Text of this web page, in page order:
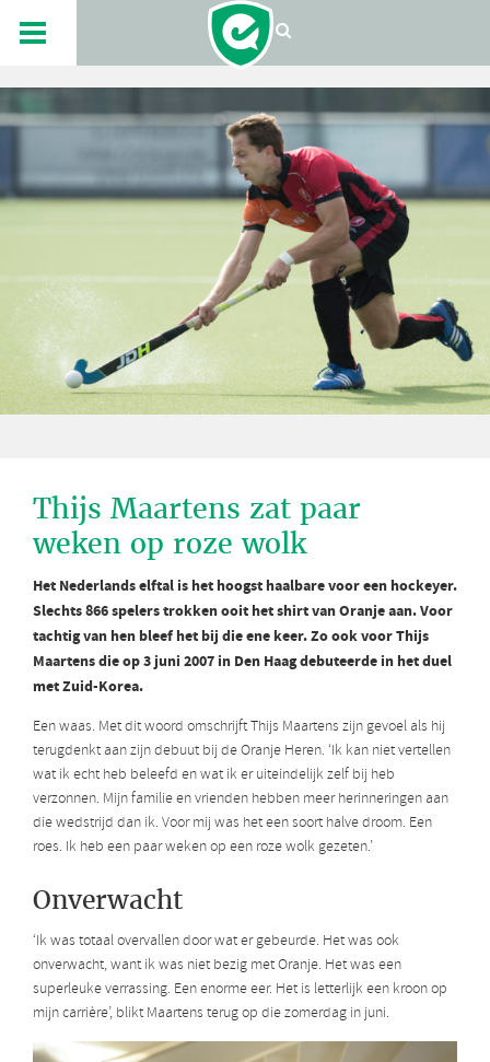
Thijs Maartens zat paar
weken op roze wolk
Het Nederlands elftal is het hoogst haalbare voor een hockeyer.
Slechts 866 spelers trokken ooit het shirt van Oranje aan. Voor
tachtig van hen bleef het bij die ene keer. Zo ook voor Thijs
Maartens die op 3 juni 2007 in Den Haag debuteerde in het duel
met Zuid-Korea.
Een waas. Met dit woord omschrijft Thijs Maartens zijn gevoel als hij
terugdenkt aan zijn debuut bij de Oranje Heren. ‘Ik kan niet vertellen
wat ik echt heb beleefd en wat ik er uiteindelijk zelf bij heb
verzonnen. Mijn familie en vrienden hebben meer herinneringen aan
die wedstrijd dan ik. Voor mij was het een soort halve droom. Een
roes. Ik heb een paar weken op een roze wolk gezeten.’
Onverwacht
‘Ik was totaal overvallen door wat er gebeurde. Het was ook
onverwacht, want ik was niet bezig met Oranje. Het was een
superleuke verrassing. Een enorme eer. Het is letterlijk een kroon op
mijn carrière’, blikt Maartens terug op die zomerdag in juni.